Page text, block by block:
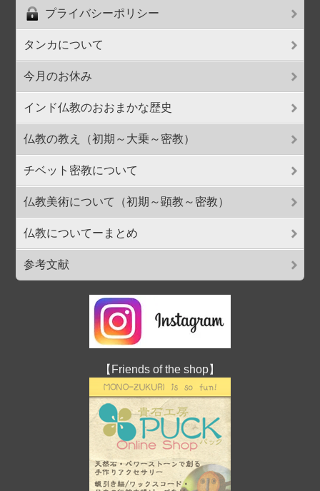
プライバシーポリシー
タンカについて
今月のお休み
インド仏教のおおまかな歴史
仏教の教え（初期～大乗～密教）
チベット密教について
仏教美術について（初期～顕教～密教）
仏教についてーまとめ
参考文献
【Friends of the shop】